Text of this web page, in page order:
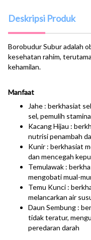
Deskripsi Produk
Borobudur Subur adalah
kesehatan rahim,
kehamilan.
Manfaat
Jahe : berkhasiat
sel, pemulih
Kacang Hijau :
nutrisi penambah
Kunir : berkhasiat
dan mencegah
Temulawak :
mengobati mual-
Temu Kunci :
melancarkan air
Daun Sembung :
tidak teratur,
peredaran darah